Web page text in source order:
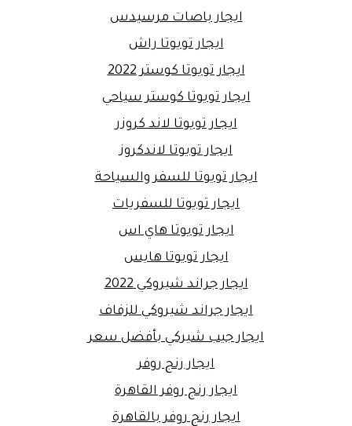
ايجار باصات مرسيدس
ايجار تويوتا راش
ايجار تويوتا كوستر 2022
ايجار تويوتا كوستر سياحي
ايجار تويوتا لاند كروزر
ايجار تويوتا لاندكروز
ايجار تويوتا للسفر والسياحة
ايجار تويوتا للسفريات
ايجار تويوتا هاي اس
ايجار تويوتا هايس
ايجار جراند شيروكي 2022
ايجار جراند شيروكي للزفاف
ايجار جيب شيركي بأفضل سعر
ايجار رنج روفر
ايجار رنج روفر القاهرة
ايجار رنج روفر بالقاهرة